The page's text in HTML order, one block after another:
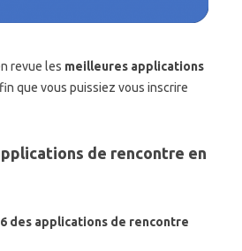
revue les meilleures applications
que vous puissiez vous inscrire
de rencontre en
des applications de rencontre